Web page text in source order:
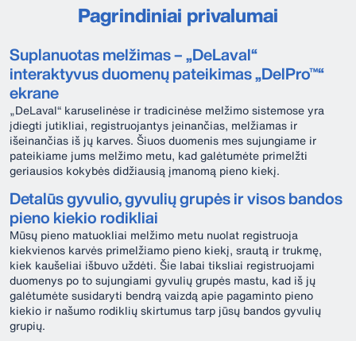
Pagrindiniai privalumai
Suplanuotas melžimas – „DeLaval“
interaktyvus duomenų pateikimas „DelPro™“
ekrane
„DeLaval“ karuselinėse ir tradicinėse melžimo sistemose yra
įdiegti jutikliai, registruojantys įeinančias, melžiamas ir
išeinančias iš jų karves. Šiuos duomenis mes sujungiame ir
pateikiame jums melžimo metu, kad galėtumėte primelžti
geriausios kokybės didžiausią įmanomą pieno kiekį.
Detalūs gyvulio, gyvulių grupės ir visos bandos
pieno kiekio rodikliai
Mūsų pieno matuokliai melžimo metu nuolat registruoja
kiekvienos karvės primelžiamo pieno kiekį, srautą ir trukmę,
kiek kaušeliai išbuvo uždėti. Šie labai tiksliai registruojami
duomenys po to sujungiami gyvulių grupės mastu, kad iš jų
galėtumėte susidaryti bendrą vaizdą apie pagaminto pieno
kiekio ir našumo rodiklių skirtumus tarp jūsų bandos gyvulių
grupių.